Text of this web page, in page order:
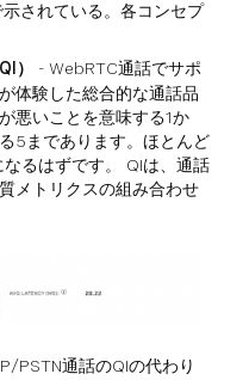
されている。各コンセプ
）
- WebRTC通話でサポ
体験した総合的な通話品
悪いことを意味する1か
5まであります。ほとんど
るはずです。 QIは、通話
メトリクスの組み合わせ
PSTN通話のQIの代わり